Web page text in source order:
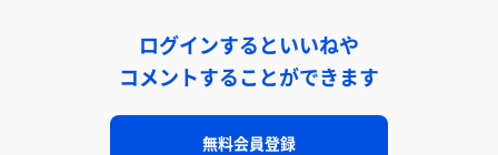
ログインするといいねや
コメントすることができます
無料会員登録